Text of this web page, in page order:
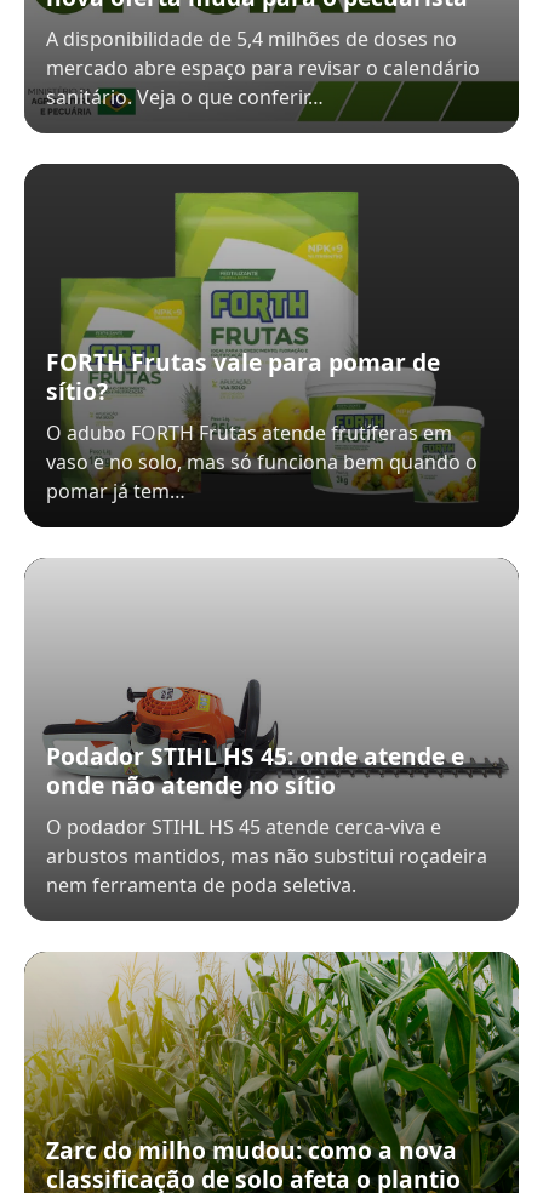
A disponibilidade de 5,4 milhões de doses no
mercado abre espaço para revisar o calendário
sanitário. Veja o que conferir…
FORTH Frutas vale para pomar de
sítio?
O adubo FORTH Frutas atende frutíferas em
vaso e no solo, mas só funciona bem quando o
pomar já tem…
Podador STIHL HS 45: onde atende e
onde não atende no sítio
O podador STIHL HS 45 atende cerca-viva e
arbustos mantidos, mas não substitui roçadeira
nem ferramenta de poda seletiva.
Zarc do milho mudou: como a nova
classificação de solo afeta o plantio